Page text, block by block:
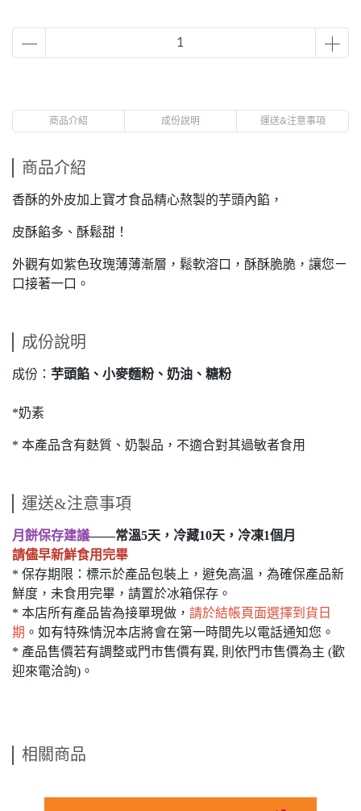
商品介紹 成份說明 運送&注意事項
商品介紹
香酥的外皮加上寶才食品精心熬製的芋頭內餡，
皮酥餡多、酥鬆甜！
外觀有如紫色玫瑰薄薄漸層，鬆軟溶口，酥酥脆脆，讓您ㄧ
口接著一口。
成份說明
成份： 芋頭餡、小麥麵粉、奶油、糖粉
*奶素
* 本產品含有麩質、奶製品，不適合對其過敏者食用
運送&注意事項
月餅保存建議——常溫5天，冷藏10天，冷凍1個月
請儘早新鮮食用完畢
* 保存期限：標示於產品包裝上，避免高溫，為確保產品新
鮮度，未食用完畢，請置於冰箱保存。
* 本店所有產品皆為接單現做， 請於結帳頁面選擇到貨日
期 。如有特殊情況本店將會在第一時間先以電話通知您。
* 產品售價若有調整或門市售價有異, 則依門市售價為主 (歡
迎來電洽詢)。
相關商品